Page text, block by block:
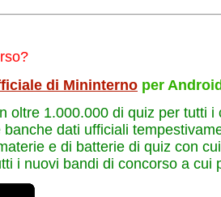
di Mininterno per
oltre 1.000.000 di quiz per tutti i
banche dati ufficiali
e di batterie di quiz con
i nuovi bandi di concorso a cui